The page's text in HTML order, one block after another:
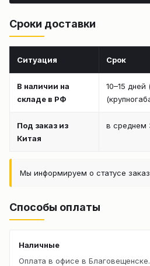
Сроки доставки
Ситуация Срок
В наличии на
складе в РФ
10–15
Под заказ из
Китая
в среднем
Мы информируем о статусе
Способы оплаты
Наличные
Оплата в офисе в Благовещенске.